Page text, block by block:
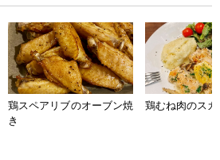
鶏スペアリブのオーブン焼
き
鶏むね肉のス